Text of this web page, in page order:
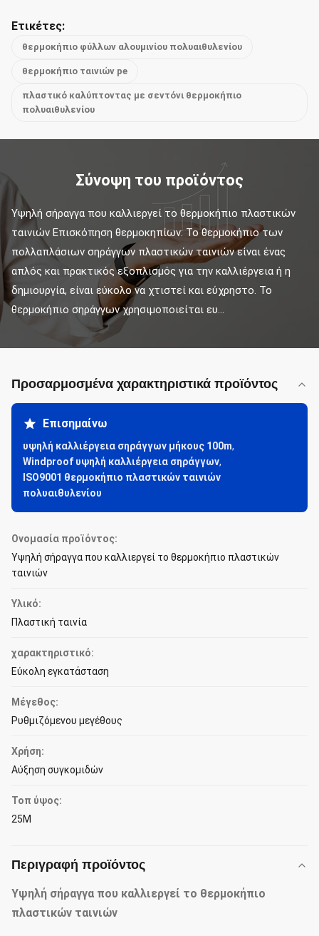
Ετικέτες:
θερμοκήπιο φύλλων αλουμινίου πολυαιθυλενίου
θερμοκήπιο ταινιών pe
πλαστικό καλύπτοντας με σεντόνι θερμοκήπιο
πολυαιθυλενίου
Σύνοψη του προϊόντος
Υψηλή σήραγγα που καλλιεργεί το θερμοκήπιο πλαστικών
ταινιών Επισκόπηση θερμοκηπίων: Το θερμοκήπιο των
πολλαπλάσιων σηράγγων πλαστικών ταινιών είναι ένας
απλός και πρακτικός εξοπλισμός για την καλλιέργεια ή η
δημιουργία, είναι εύκολο να χτιστεί και εύχρηστο. Το
θερμοκήπιο σηράγγων χρησιμοποιείται ευ...
Προσαρμοσμένα χαρακτηριστικά προϊόντος
Επισημαίνω
υψηλή καλλιέργεια σηράγγων μήκους 100m,
Windproof υψηλή καλλιέργεια σηράγγων,
ISO9001 θερμοκήπιο πλαστικών ταινιών
πολυαιθυλενίου
Ονομασία προϊόντος:
Υψηλή σήραγγα που καλλιεργεί το θερμοκήπιο πλαστικών
ταινιών
Υλικό:
Πλαστική ταινία
χαρακτηριστικό:
Εύκολη εγκατάσταση
Μέγεθος:
Ρυθμιζόμενου μεγέθους
Χρήση:
Αύξηση συγκομιδών
Τοπ ύψος:
25M
Περιγραφή προϊόντος
Υψηλή σήραγγα που καλλιεργεί το θερμοκήπιο
πλαστικών ταινιών